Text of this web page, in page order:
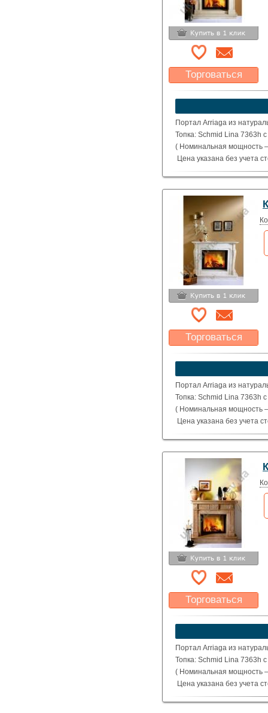
Торговаться
Какая цена Вас
устроит?
Указать цену
Портал Arriaga из
Топка: Schmid Lina 7363h
( Номинальная мощность
Цена указана без учета
Торговаться
Какая цена Вас
устроит?
Указать цену
Портал Arriaga из
Топка: Schmid Lina 7363h
( Номинальная мощность
Цена указана без учета
Торговаться
Какая цена Вас
устроит?
Указать цену
Портал Arriaga из
Топка: Schmid Lina 7363h
( Номинальная мощность
Цена указана без учета